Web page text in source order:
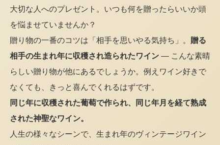
大切な人へのプレゼント。いつも何を贈ったらいいか頭
を悩ませていませんか？
贈り物の一番のコツは「相手を思いやる気持ち」。 贈る
相手の生まれ年に収穫され造られたワイン — こんな素晴
らしい贈り物が他にあるでしょうか。例えワイン好きで
なくても、きっと喜んでくれるはずです。
同じ年に収穫された葡萄で作られ、同じ年月を経て熟成
された神聖なワイン。
人生の様々なシーンで、生まれ年のヴィンテージワイン